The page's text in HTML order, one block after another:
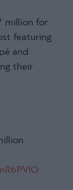
million for
featuring
and
their